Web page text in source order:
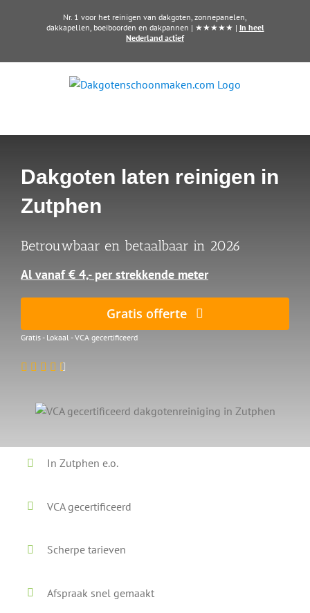
Nr. 1 voor het reinigen van dakgoten, zonnepanelen,
dakkapellen, boeiboorden en dakpannen | ★★★★★ | In heel
Nederland actief
Dakgoten laten reinigen in
Zutphen
Betrouwbaar en betaalbaar in 2026
Al vanaf € 4,- per strekkende meter
Gratis offerte
Gratis - Lokaal - VCA gecertificeerd
In Zutphen e.o.
VCA gecertificeerd
Scherpe tarieven
Afspraak snel gemaakt